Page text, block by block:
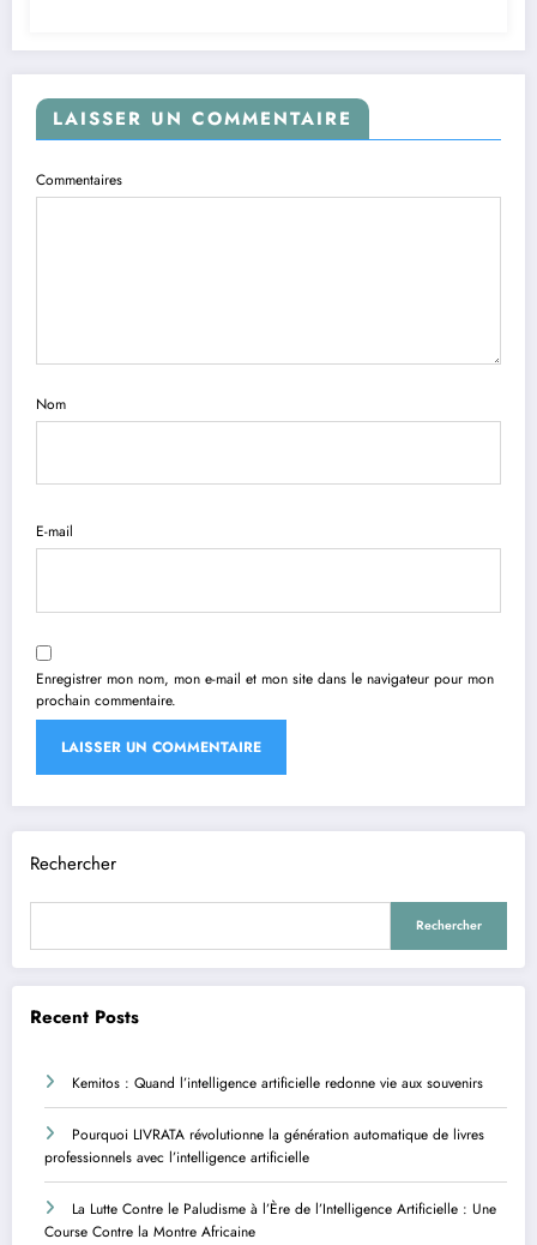
LAISSER UN COMMENTAIRE
Commentaires
Nom
E-mail
Enregistrer mon nom, mon e-mail et mon site dans le navigateur pour mon
prochain commentaire.
Rechercher
Rechercher
Recent Posts
Kemitos : Quand l’intelligence artificielle redonne vie aux souvenirs
Pourquoi LIVRATA révolutionne la génération automatique de livres
professionnels avec l’intelligence artificielle
La Lutte Contre le Paludisme à l’Ère de l’Intelligence Artificielle : Une
Course Contre la Montre Africaine